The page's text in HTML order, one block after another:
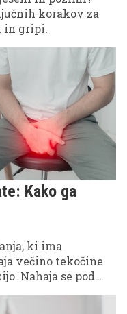
korakov za
in gripi.
Kako ga
ki ima
večino tekočine
Nahaja se pod
letu starosti.